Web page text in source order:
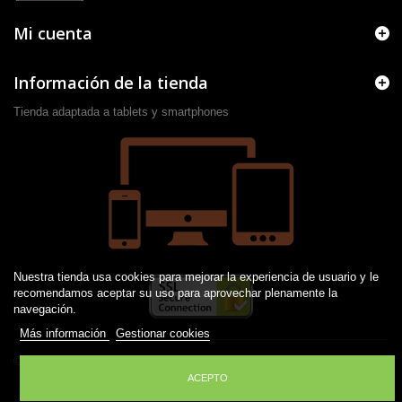
Nuestra tienda usa cookies para mejorar la experiencia de usuario y le
recomendamos aceptar su uso para aprovechar plenamente la
navegación.
Más información
Gestionar cookies
ACEPTO
Mi cuenta
Información de la tienda
Tienda adaptada a tablets y smartphones